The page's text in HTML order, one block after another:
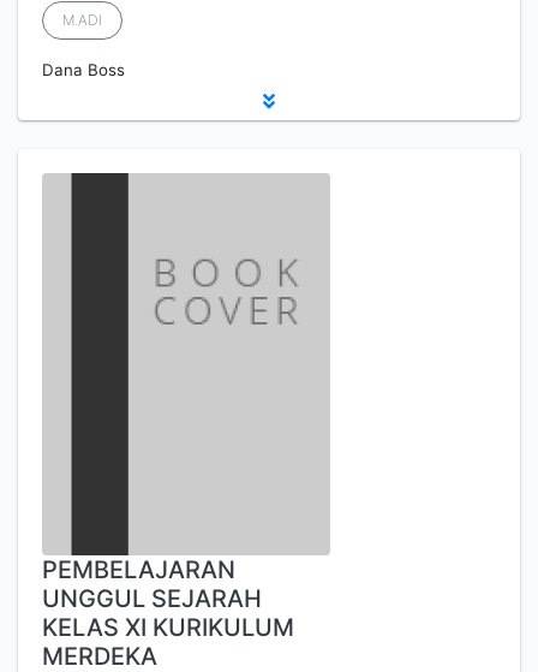
M.ADI
Dana Boss
PEMBELAJARAN
UNGGUL SEJARAH
KELAS XI KURIKULUM
MERDEKA